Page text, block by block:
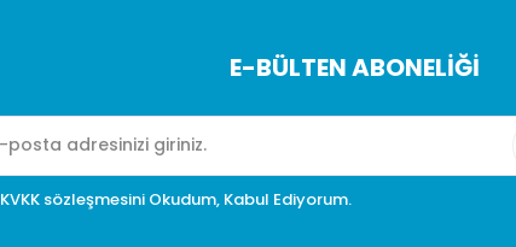
E-BÜLTEN ABONELİĞİ
KVKK sözleşmesini Okudum, Kabul Ediyorum.